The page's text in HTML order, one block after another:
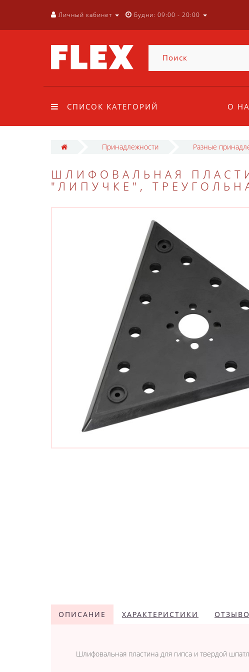
Личный кабинет Будни: 09:00 - 20:00
СПИСОК КАТЕГОРИЙ О
Принадлежности Разные
ШЛИФОВАЛЬНАЯ
"ЛИПУЧКЕ",
ОПИСАНИЕ ХАРАКТЕРИСТИКИ
Шлифовальная пластина для гипса и твердой